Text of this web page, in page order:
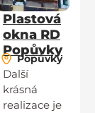
Plastová
okna RD
Popůvky
Popůvky
Další
krásná
realizace je